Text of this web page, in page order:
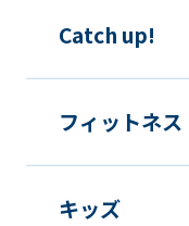
Catch up!
フィットネス
キッズ